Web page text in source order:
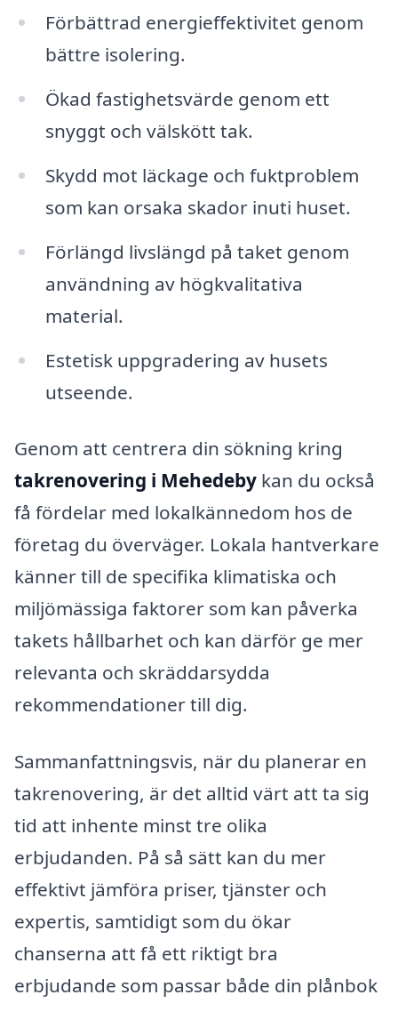
Förbättrad energieffektivitet genom
bättre isolering.
Ökad fastighetsvärde genom ett
snyggt och välskött tak.
Skydd mot läckage och fuktproblem
som kan orsaka skador inuti huset.
Förlängd livslängd på taket genom
användning av högkvalitativa
material.
Estetisk uppgradering av husets
utseende.
Genom att centrera din sökning kring
takrenovering i Mehedeby kan du också
få fördelar med lokalkännedom hos de
företag du överväger. Lokala hantverkare
känner till de specifika klimatiska och
miljömässiga faktorer som kan påverka
takets hållbarhet och kan därför ge mer
relevanta och skräddarsydda
rekommendationer till dig.
Sammanfattningsvis, när du planerar en
takrenovering, är det alltid värt att ta sig
tid att in­hente minst tre olika
erbjudanden. På så sätt kan du mer
effektivt jämföra priser, tjänster och
expertis, samtidigt som du ökar
chanserna att få ett riktigt bra
erbjudande som passar både din plånbok